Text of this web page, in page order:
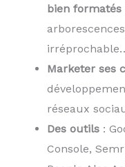
bien formatés
Marketer ses
réseaux
Des outils :
Console,